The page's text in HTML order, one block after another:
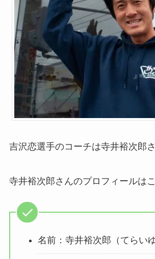
吉沢恋選手のコーチは寺井裕次郎さ
寺井裕次郎さんのプロフィールはこ
名前：寺井裕次郎（てらい